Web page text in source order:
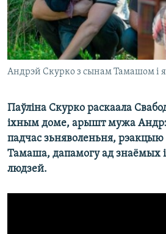
Андрэй Скурко з сынам Тамашом і
Паўліна Скурко раскаала
іхным доме, арышт мужа
падчас зьняволеньня, рэакцыю
Тамаша, дапамогу ад знаёмых
людзей.